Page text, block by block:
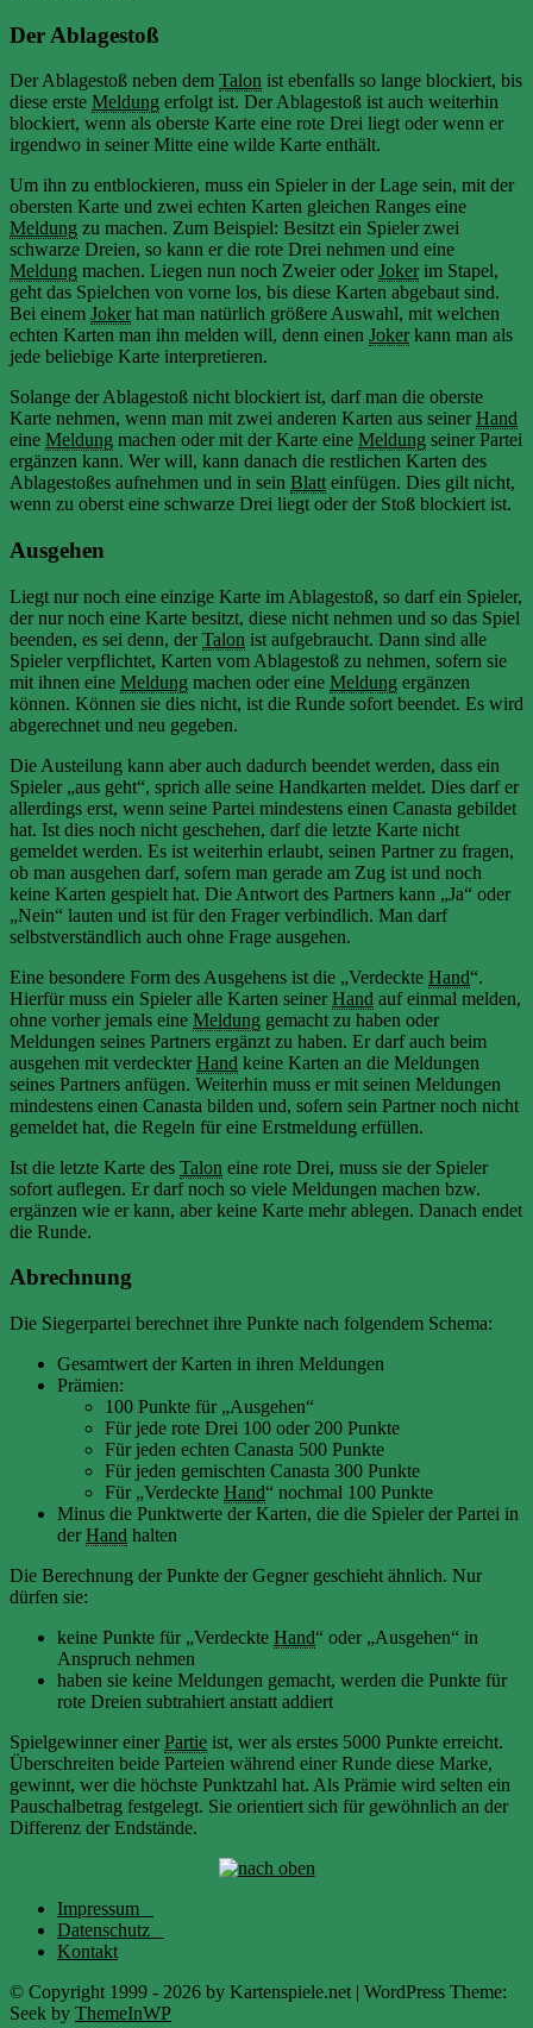
Der Ablagestoß
Der Ablagestoß neben dem Talon ist ebenfalls so lange blockiert, bis
diese erste Meldung erfolgt ist. Der Ablagestoß ist auch weiterhin
blockiert, wenn als oberste Karte eine rote Drei liegt oder wenn er
irgendwo in seiner Mitte eine wilde Karte enthält.
Um ihn zu entblockieren, muss ein Spieler in der Lage sein, mit der
obersten Karte und zwei echten Karten gleichen Ranges eine
Meldung zu machen. Zum Beispiel: Besitzt ein Spieler zwei
schwarze Dreien, so kann er die rote Drei nehmen und eine
Meldung machen. Liegen nun noch Zweier oderJokerim Stapel,
geht das Spielchen von vorne los, bis diese Karten abgebaut sind.
Bei einem Jokerhat man natürlich größere Auswahl, mit welchen
echten Karten man ihn melden will, denn einen Jokerkann man als
jede beliebige Karte interpretieren.
Solange der Ablagestoß nicht blockiert ist, darf man die oberste
Karte nehmen, wenn man mit zwei anderen Karten aus seinerHand
eine Meldung machen oder mit der Karte eine Meldung seiner Partei
ergänzen kann. Wer will, kann danach die restlichen Karten des
Ablagestoßes aufnehmen und in sein Blatt einfügen. Dies gilt nicht,
wenn zu oberst eine schwarze Drei liegt oder der Stoß blockiert ist.
Ausgehen
Liegt nur noch eine einzige Karte im Ablagestoß, so darf ein Spieler,
der nur noch eine Karte besitzt, diese nicht nehmen und so das Spiel
beenden, es sei denn, derTalon ist aufgebraucht. Dann sind alle
Spieler verpflichtet, Karten vom Ablagestoß zu nehmen, sofern sie
mit ihnen eine Meldung machen oder eine Meldung ergänzen
können. Können sie dies nicht, ist die Runde sofort beendet. Es wird
abgerechnet und neu gegeben.
Die Austeilung kann aber auch dadurch beendet werden, dass ein
Spieler „aus geht“, sprich alle seine Handkarten meldet. Dies darf er
allerdings erst, wenn seine Partei mindestens einen Canasta gebildet
hat. Ist dies noch nicht geschehen, darf die letzte Karte nicht
gemeldet werden. Es ist weiterhin erlaubt, seinen Partner zu fragen,
ob man ausgehen darf, sofern man gerade am Zug ist und noch
keine Karten gespielt hat. Die Antwort des Partners kann „Ja“ oder
„Nein“ lauten und ist für den Frager verbindlich. Man darf
selbstverständlich auch ohne Frage ausgehen.
Eine besondere Form des Ausgehens ist die „Verdeckte Hand“.
Hierfür muss ein Spieler alle Karten seinerHand auf einmal melden,
ohne vorher jemals eine Meldung gemacht zu haben oder
Meldungen seines Partners ergänzt zu haben. Er darf auch beim
ausgehen mit verdeckterHand keine Karten an die Meldungen
seines Partners anfügen. Weiterhin muss er mit seinen Meldungen
mindestens einen Canasta bilden und, sofern sein Partner noch nicht
gemeldet hat, die Regeln für eine Erstmeldung erfüllen.
Ist die letzte Karte des Talon eine rote Drei, muss sie der Spieler
sofort auflegen. Er darf noch so viele Meldungen machen bzw.
ergänzen wie er kann, aber keine Karte mehr ablegen. Danach endet
die Runde.
Abrechnung
Die Siegerpartei berechnet ihre Punkte nach folgendem Schema:
Gesamtwert der Karten in ihren Meldungen
Prämien:
100 Punkte für „Ausgehen“
Für jede rote Drei 100 oder 200 Punkte
Für jeden echten Canasta 500 Punkte
Für jeden gemischten Canasta 300 Punkte
Für „Verdeckte Hand“ nochmal 100 Punkte
Minus die Punktwerte der Karten, die die Spieler der Partei in
derHand halten
Die Berechnung der Punkte der Gegner geschieht ähnlich. Nur
dürfen sie:
keine Punkte für „Verdeckte Hand“ oder „Ausgehen“ in
Anspruch nehmen
haben sie keine Meldungen gemacht, werden die Punkte für
rote Dreien subtrahiert anstatt addiert
Spielgewinner einerPartie ist, wer als erstes 5000 Punkte erreicht.
Überschreiten beide Parteien während einer Runde diese Marke,
gewinnt, wer die höchste Punktzahl hat. Als Prämie wird selten ein
Pauschalbetrag festgelegt. Sie orientiert sich für gewöhnlich an der
Differenz der Endstände.
Impressum
Datenschutz
Kontakt
© Copyright 1999 - 2026 by Kartenspiele.net | WordPress Theme:
Seek by ThemeInWP